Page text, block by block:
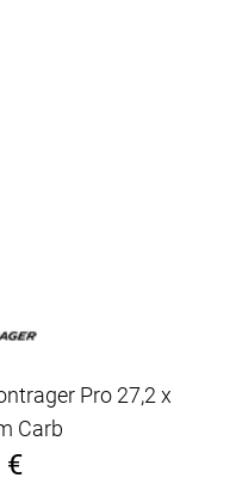
Pro 27,2 x
Carb
€